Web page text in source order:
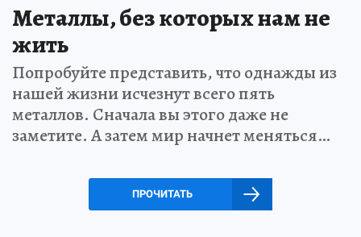
Металлы, без которых нам не
жить
Попробуйте представить, что однажды из
нашей жизни исчезнут всего пять
металлов. Сначала вы этого даже не
заметите. А затем мир начнет меняться…
ПРОЧИТАТЬ